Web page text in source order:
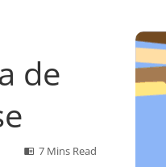
de
7 Mins Read